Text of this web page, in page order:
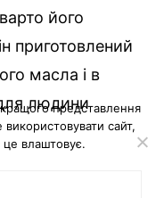
його
приготовлений
масла і в
людини
представлення
сайт,
влаштовує.